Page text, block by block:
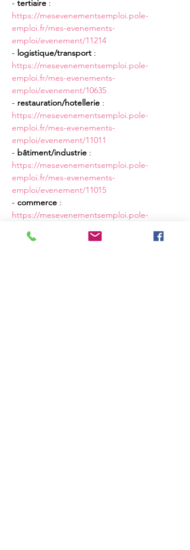
- tertiaire :
https://mesevenementsemploi.pole-
emploi.fr/mes-evenements-
emploi/evenement/11214
- logistique/transport :
https://mesevenementsemploi.pole-
emploi.fr/mes-evenements-
emploi/evenement/10635
- restauration/hotellerie :
https://mesevenementsemploi.pole-
emploi.fr/mes-evenements-
emploi/evenement/11011
- bâtiment/industrie :
https://mesevenementsemploi.pole-
emploi.fr/mes-evenements-
emploi/evenement/11015
- commerce :
https://mesevenementsemploi.pole-
emploi/evenement/11044